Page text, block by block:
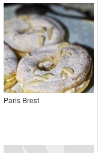
Paris Brest